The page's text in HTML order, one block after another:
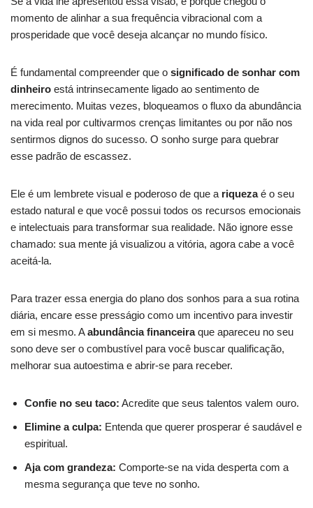
momento de alinhar a sua frequência vibracional com a
prosperidade que você deseja alcançar no mundo físico.
É fundamental compreender que o significado de sonhar com
dinheiro está intrinsecamente ligado ao sentimento de
merecimento. Muitas vezes, bloqueamos o fluxo da abundância
na vida real por cultivarmos crenças limitantes ou por não nos
sentirmos dignos do sucesso. O sonho surge para quebrar
esse padrão de escassez.
Ele é um lembrete visual e poderoso de que a riquezaé o seu
estado natural e que você possui todos os recursos emocionais
e intelectuais para transformar sua realidade. Não ignore esse
chamado: sua mente já visualizou a vitória, agora cabe a você
aceitá-la.
Para trazer essa energia do plano dos sonhos para a sua rotina
diária, encare esse presságio como um incentivo para investir
em si mesmo. Aabundância financeiraque apareceu no seu
sono deve ser o combustível para você buscar qualificação,
melhorar sua autoestima e abrir-se para receber.
Confie no seu taco: Acredite que seus talentos valem ouro.
Elimine a culpa: Entenda que querer prosperar é saudável e
espiritual.
Aja com grandeza: Comporte-se na vida desperta com a
mesma segurança que teve no sonho.